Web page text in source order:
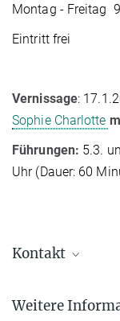
Montag - Freitag
Eintritt frei
Vernissage:
Sophie Charlotte
Führungen: 5.3.
Uhr (Dauer: 60
Kontakt
Kommunikation Büro
Weitere